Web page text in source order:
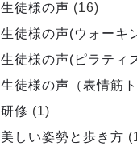
生徒様の声 (16)
生徒様の声(ウォーキ
生徒様の声(ピラティ
生徒様の声（表情筋
研修 (1)
美しい姿勢と歩き方